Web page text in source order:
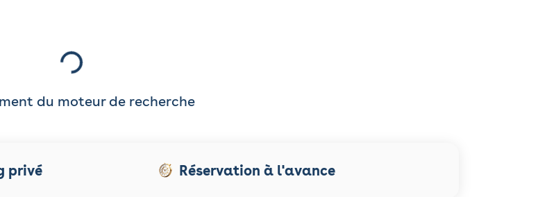
du moteur de recherche
privé Réservation à l'avance